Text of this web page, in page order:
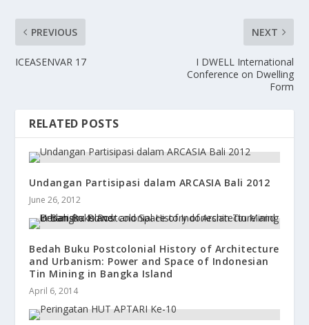
PREVIOUS
ICEASENVAR 17
NEXT
I DWELL International
Conference on Dwelling
Form
RELATED POSTS
Undangan Partisipasi dalam ARCASIA Bali 2012
June 26, 2012
Bedah Buku Postcolonial History of Architecture
and Urbanism: Power and Space of Indonesian
Tin Mining in Bangka Island
April 6, 2014